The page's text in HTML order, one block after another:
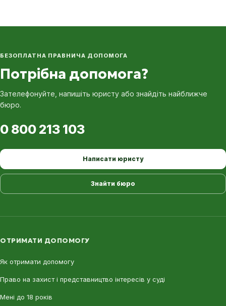
БЕЗОПЛАТНА ПРАВНИЧА ДОПОМОГА
Потрібна допомога?
Зателефонуйте, напишіть юристу або знайдіть найближче
бюро.
0 800 213 103
Написати юристу
Знайти бюро
ОТРИМАТИ ДОПОМОГУ
Як отримати допомогу
Право на захист і представництво інтересів у суді
Мені до 18 років